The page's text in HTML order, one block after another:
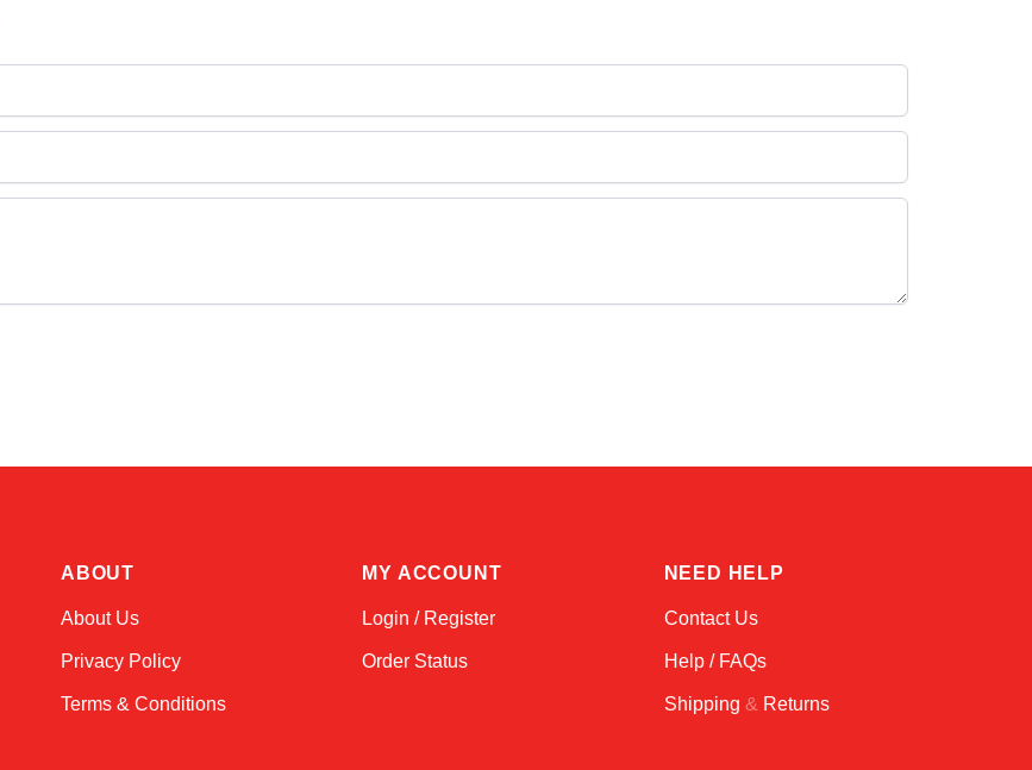
ABOUT
About Us
Privacy Policy
Terms & Conditions
MY ACCOUNT
Login / Register
Order Status
NEED HELP
Contact Us
Help / FAQs
Shipping & Returns